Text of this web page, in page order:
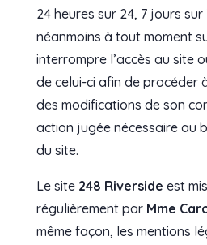
24 heures sur 24, 7 jours sur
néanmoins à tout moment
interrompre l’accès au site
de celui-ci afin de procéder
des modifications de son
action jugée nécessaire au
du site.
Le site 248 Riverside est
régulièrement par Mme
même façon, les mentions